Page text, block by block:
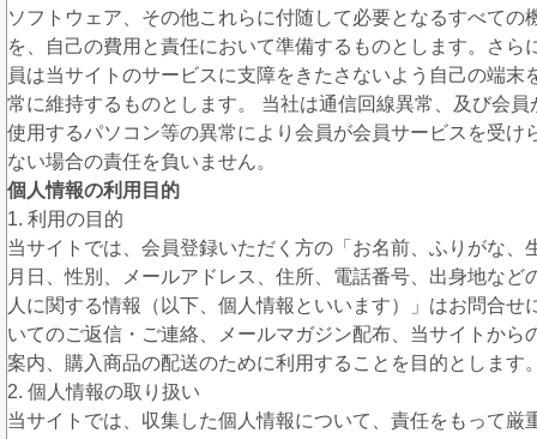
ソフトウェア、その他これらに付随して必要となるすべての
を、自己の費用と責任において準備するものとします。さら
員は当サイトのサービスに支障をきたさないよう自己の端末
常に維持するものとします。 当社は通信回線異常、及び会員
使用するパソコン等の異常により会員が会員サービスを受け
ない場合の責任を負いません。
個人情報の利用目的
1. 利用の目的
当サイトでは、会員登録いただく方の「お名前、ふりがな、
月日、性別、メールアドレス、住所、電話番号、出身地など
人に関する情報（以下、個人情報といいます）」はお問合せ
いてのご返信・ご連絡、メールマガジン配布、当サイトから
案内、購入商品の配送のために利用することを目的とします
2. 個人情報の取り扱い
当サイトでは、収集した個人情報について、責任をもって厳